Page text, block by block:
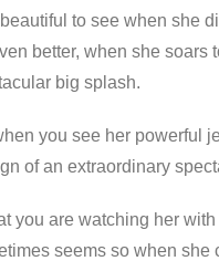
to see when she
better, when she soars
big splash.
you see her powerful
of an extraordinary
you are watching her with
seems so when she